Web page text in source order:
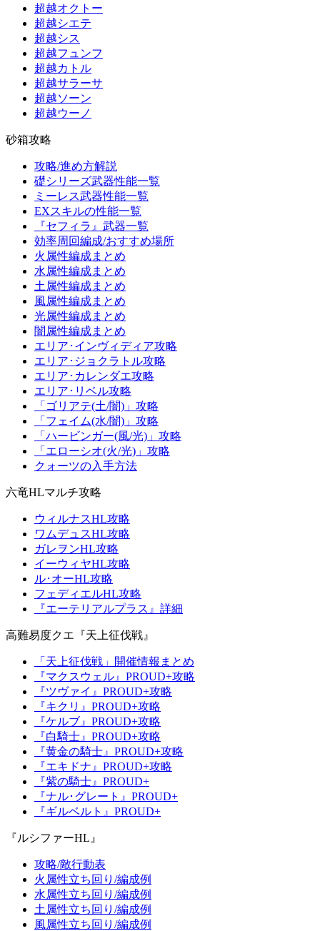
超越オクトー
超越シエテ
超越シス
超越フュンフ
超越カトル
超越サラーサ
超越ソーン
超越ウーノ
砂箱攻略
攻略/進め方解説
礎シリーズ武器性能一覧
ミーレス武器性能一覧
EXスキルの性能一覧
『セフィラ』武器一覧
効率周回編成/おすすめ場所
火属性編成まとめ
水属性編成まとめ
土属性編成まとめ
風属性編成まとめ
光属性編成まとめ
闇属性編成まとめ
エリア･インヴィディア攻略
エリア･ジョクラトル攻略
エリア･カレンダエ攻略
エリア･リベル攻略
「ゴリアテ(土/闇)」攻略
「フェイム(水/闇)」攻略
「ハービンガー(風/光)」攻略
「エローシオ(火/光)」攻略
クォーツの入手方法
六竜HLマルチ攻略
ウィルナスHL攻略
ワムデュスHL攻略
ガレヲンHL攻略
イーウィヤHL攻略
ル･オーHL攻略
フェディエルHL攻略
『エーテリアルプラス』詳細
高難易度クエ『天上征伐戦』
「天上征伐戦」開催情報まとめ
『マクスウェル』PROUD+攻略
『ツヴァイ』PROUD+攻略
『キクリ』PROUD+攻略
『ケルブ』PROUD+攻略
『白騎士』PROUD+攻略
『黄金の騎士』PROUD+攻略
『エキドナ』PROUD+攻略
『紫の騎士』PROUD+
『ナル･グレート』PROUD+
『ギルベルト』PROUD+
『ルシファーHL』
攻略/敵行動表
火属性立ち回り/編成例
水属性立ち回り/編成例
土属性立ち回り/編成例
風属性立ち回り/編成例